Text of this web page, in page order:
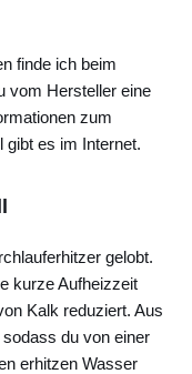
finde ich beim
vom Hersteller eine
zum
gibt es im Internet.
gelobt.
kurze Aufheizzeit
Kalk reduziert. Aus
du von einer
erhitzen Wasser